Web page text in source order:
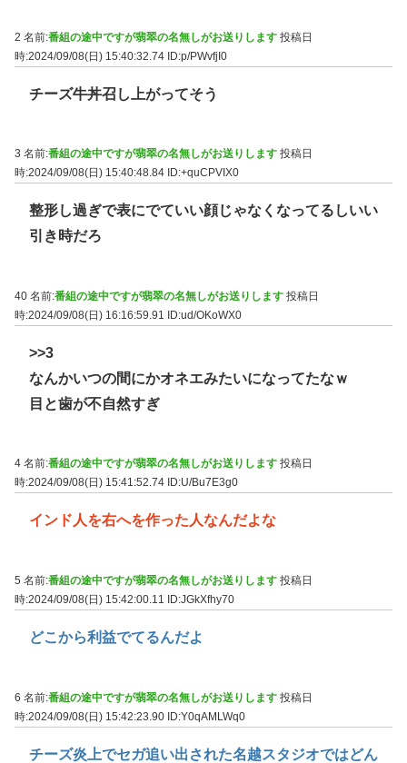
2 名前:番組の途中ですが翡翠の名無しがお送りします 投稿日
時:2024/09/08(日) 15:40:32.74 ID:p/PWvfjI0
チーズ牛丼召し上がってそう
3 名前:番組の途中ですが翡翠の名無しがお送りします 投稿日
時:2024/09/08(日) 15:40:48.84 ID:+quCPVIX0
整形し過ぎで表にでていい顔じゃなくなってるしいい
引き時だろ
40 名前:番組の途中ですが翡翠の名無しがお送りします 投稿日
時:2024/09/08(日) 16:16:59.91 ID:ud/OKoWX0
>>3
なんかいつの間にかオネエみたいになってたなｗ
目と歯が不自然すぎ
4 名前:番組の途中ですが翡翠の名無しがお送りします 投稿日
時:2024/09/08(日) 15:41:52.74 ID:U/Bu7E3g0
インド人を右へを作った人なんだよな
5 名前:番組の途中ですが翡翠の名無しがお送りします 投稿日
時:2024/09/08(日) 15:42:00.11
ID:JGkXfhy70
どこから利益でてるんだよ
6 名前:番組の途中ですが翡翠の名無しがお送りします 投稿日
時:2024/09/08(日) 15:42:23.90 ID:Y0qAMLWq0
チーズ炎上でセガ追い出された名越スタジオではどん